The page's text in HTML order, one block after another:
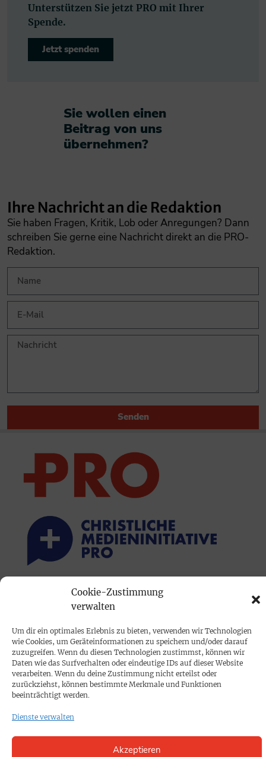
Cookie-Zustimmung
verwalten
Um dir ein optimales Erlebnis zu bieten, verwenden wir Technologien
wie Cookies, um Geräteinformationen zu speichern und/oder darauf
zuzugreifen. Wenn du diesen Technologien zustimmst, können wir
Daten wie das Surfverhalten oder eindeutige IDs auf dieser Website
verarbeiten. Wenn du deine Zustimmung nicht erteilst oder
zurückziehst, können bestimmte Merkmale und Funktionen
beeinträchtigt werden.
Dienste verwalten
Akzeptieren
Unterstützen Sie jetzt PRO mit Ihrer
Spende.
Jetzt spenden
Sie wollen einen
Beitrag von uns
übernehmen?​
Ihre Nachricht an die Redaktion
Sie haben Fragen, Kritik, Lob oder Anregungen? Dann
schreiben Sie gerne eine Nachricht direkt an die PRO-
Redaktion.
Senden
PRINTAUSGABE
PROKOMPAKT
Impressum
SPENDEN
Datenschutz